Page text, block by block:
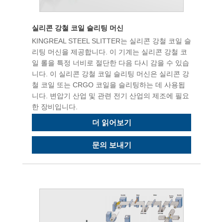
실리콘 강철 코일 슬리팅 머신
KINGREAL STEEL SLITTER는 실리콘 강철 코일 슬
리팅 머신을 제공합니다. 이 기계는 실리콘 강철 코
일 롤을 특정 너비로 ​​절단한 다음 다시 감을 수 있습
니다. 이 실리콘 강철 코일 슬리팅 머신은 실리콘 강
철 코일 또는 CRGO 코일을 슬리팅하는 데 사용됩
니다. 변압기 산업 및 관련 전기 산업의 제조에 필요
한 장비입니다.
더 읽어보기
문의 보내기